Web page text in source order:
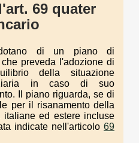
69 quater
di un piano di
preveda l'adozione di
della situazione
in caso di suo
Il piano riguarda, se di
per il risanamento della
italiane ed estere incluse
indicate nell'articolo 69